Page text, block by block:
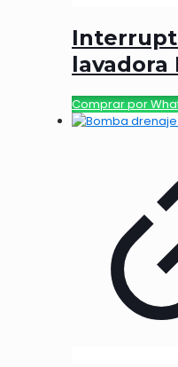
lavadora
Comprar por